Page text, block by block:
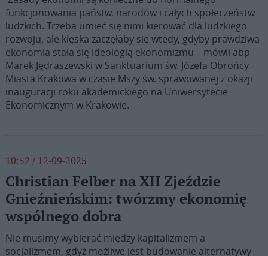
funkcjonowania państw, narodów i całych społeczeństw
ludzkich. Trzeba umieć się nimi kierować dla ludzkiego
rozwoju, ale klęska zaczęłaby się wtedy, gdyby prawdziwa
ekonomia stała się ideologią ekonomizmu – mówił abp
Marek Jędraszewski w Sanktuarium św. Józefa Obrońcy
Miasta Krakowa w czasie Mszy św. sprawowanej z okazji
inauguracji roku akademickiego na Uniwersytecie
Ekonomicznym w Krakowie.
10:52 / 12-09-2025
Christian Felber na XII Zjeździe
Gnieźnieńskim: twórzmy ekonomię
wspólnego dobra
Nie musimy wybierać między kapitalizmem a
socjalizmem, gdyż możliwe jest budowanie alternatywy